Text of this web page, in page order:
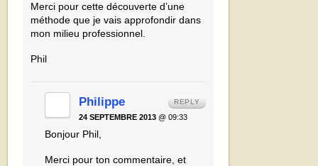
Merci pour cette découverte d’une
méthode que je vais approfondir dans
mon milieu professionnel.
Phil
Philippe
24 SEPTEMBRE 2013 @ 09:33
Bonjour Phil,
Merci pour ton commentaire, et
REPLY